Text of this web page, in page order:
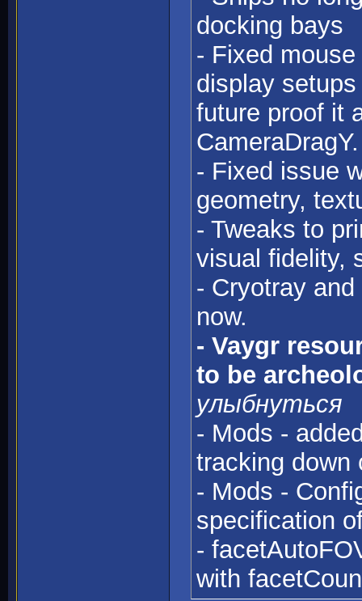
docking bays
- Fixed
display
future proof it
- Fixed issue
geometry,
- Tweaks to
visual fidelity,
- Cryotray
now.
- Vaygr
to be
улыбнуться
- Mods -
tracking down
- Mods -
specification
-
with